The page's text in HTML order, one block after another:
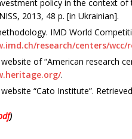
policy in the context
2013, 48 p. [in Ukrainian].
IMD World
research/centers/wcc/
of “American research
.
“Cato Institute”.
)